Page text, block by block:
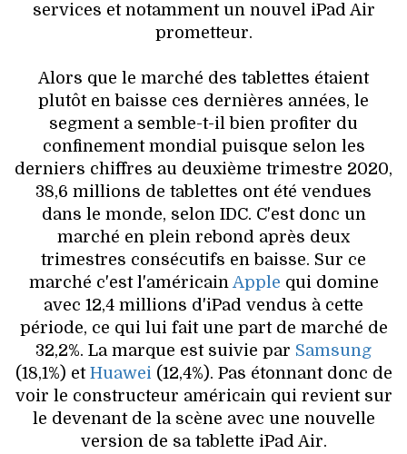
VOYAGES & LOISIRS
services et notamment un nouvel iPad Air
prometteur.
Alors que le marché des tablettes étaient
plutôt en baisse ces dernières années, le
segment a semble-t-il bien profiter du
confinement mondial puisque selon les
derniers chiffres au deuxième trimestre 2020,
38,6 millions de tablettes ont été vendues
dans le monde, selon IDC. C'est donc un
marché en plein rebond après deux
trimestres consécutifs en baisse. Sur ce
marché c'est l'américain Apple qui domine
avec 12,4 millions d'iPad vendus à cette
période, ce qui lui fait une part de marché de
32,2%. La marque est suivie par Samsung
(18,1%) et Huawei (12,4%). Pas étonnant donc de
voir le constructeur américain qui revient sur
le devenant de la scène avec une nouvelle
version de sa tablette iPad Air.